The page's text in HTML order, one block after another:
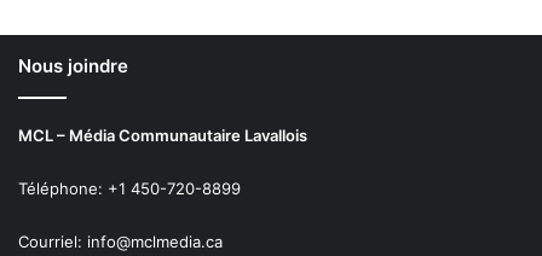
Nous joindre
MCL – Média Communautaire Lavallois
Téléphone: +1 450-720-8899
Courriel: info@mclmedia.ca